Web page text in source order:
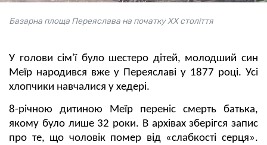
Базарна площа Переяслава на початку XX століття
У голови сім'ї було шестеро дітей, молодший син
Меїр народився вже у Переяславі у 1877 році. Усі
хлопчики навчалися у хедері.
8-річною дитиною Меїр переніс смерть батька,
якому було лише 32 роки. В архівах зберігся запис
про те, що чоловік помер від «слабкості серця».